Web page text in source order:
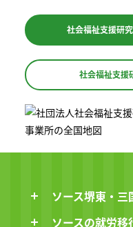
社会福祉支援研
社会福祉支援
ソース堺東・三
ソースの就労移